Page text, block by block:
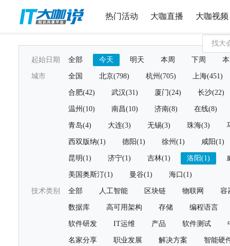
热门活动 大咖直播 大咖视频
起始日期 全部 今天 明天 本周 下周
城市 全国 北京(798) 杭州(705) 上海(451)
合肥(42) 武汉(31) 厦门(24) 长沙(22)
温州(10) 南昌(10) 济南(8) 在线(8)
青岛(4) 大连(3) 无锡(3) 珠海(3)
西双版纳(1) 德阳(1) 徐州(1) 咸阳(1)
昆明(1) 济宁(1) 吉林(1) 洛阳(1)
美国奥斯汀(1) 曼谷(1) 海口(1)
技术类别 全部 人工智能 区块链 物联网 容
数据库 高可用架构 存储 编程语言
软件研发 IT运维 产品 软件测试
名家分享 职业发展 解决方案 智能硬